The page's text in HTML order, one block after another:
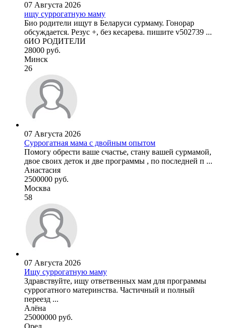
07 Августа 2026
ищу суррогатную маму
Био родители ищут в Беларуси сурмаму. Гонорар
обсуждается. Резус +, без кесарева. пишите v502739 ...
бИО РОДИТЕЛИ
28000 руб.
Минск
26
07 Августа 2026
Суррогатная мама с двойным опытом
Помогу обрести ваше счастье, стану вашей сурмамой,
двое своих деток и две программы , по последней п ...
Анастасия
2500000 руб.
Москва
58
07 Августа 2026
Ищу суррогатную маму
Здравствуйте, ищу ответвенных мам для программы
суррогатного материнства. Частичный и полный
переезд ...
Алёна
25000000 руб.